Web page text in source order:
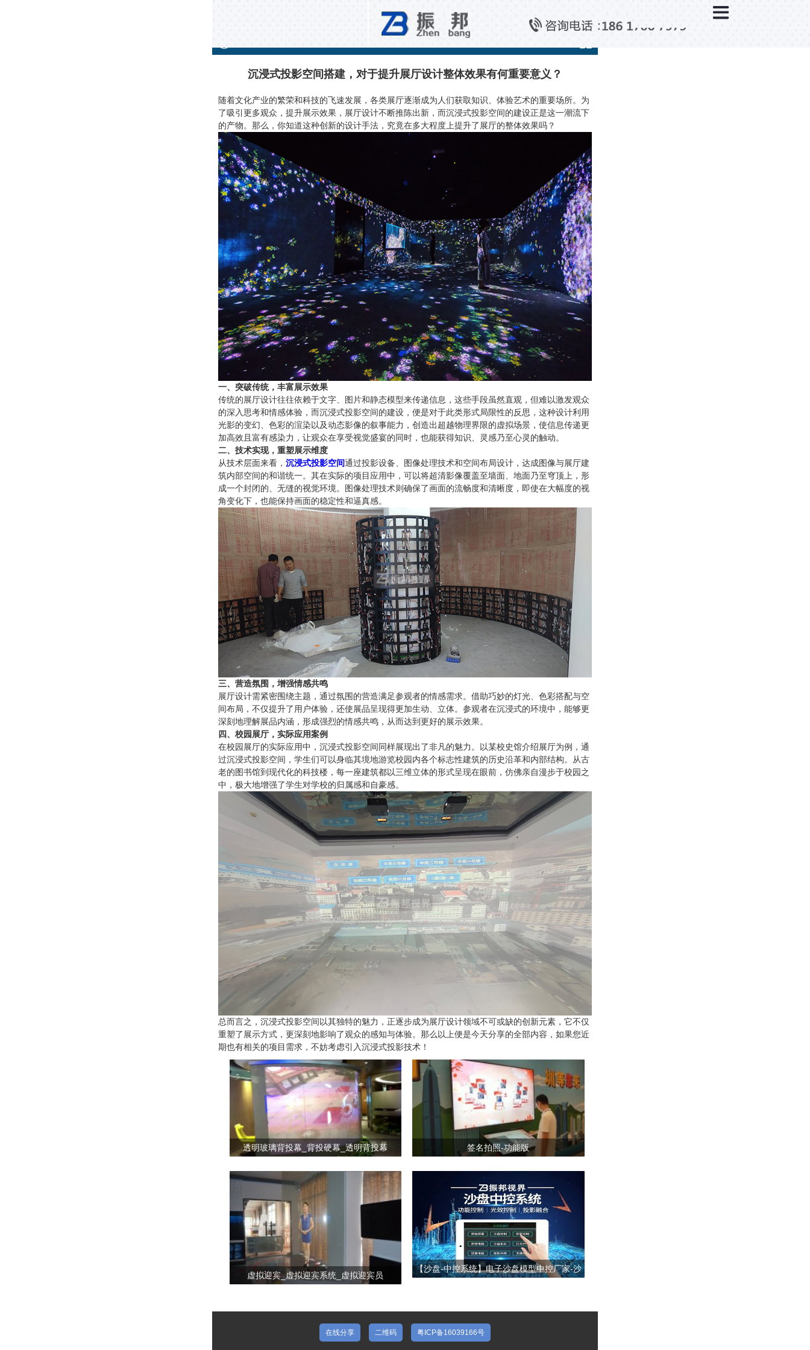
沉浸式投影空间搭建，对于提升展厅设计整体效果有何重要意义？
随着文化产业的繁荣和科技的飞速发展，各类展厅逐渐成为人们获取知识、体验艺术的重要场所。为
了吸引更多观众，提升展示效果，展厅设计不断推陈出新，而沉浸式投影空间的建设正是这一潮流下
的产物。那么，你知道这种创新的设计手法，究竟在多大程度上提升了展厅的整体效果吗？
一、突破传统，丰富展示效果
传统的展厅设计往往依赖于文字、图片和静态模型来传递信息，这些手段虽然直观，但难以激发观众
的深入思考和情感体验，而沉浸式投影空间的建设，便是对于此类形式局限性的反思，这种设计利用
光影的变幻、色彩的渲染以及动态影像的叙事能力，创造出超越物理界限的虚拟场景，使信息传递更
加高效且富有感染力，让观众在享受视觉盛宴的同时，也能获得知识、灵感乃至心灵的触动。
二、技术实现，重塑展示维度
从技术层面来看， 沉浸式投影空间通过投影设备、图像处理技术和空间布局设计，达成图像与展厅建
筑内部空间的和谐统一。其在实际的项目应用中，可以将超清影像覆盖至墙面、地面乃至穹顶上，形
成一个封闭的、无缝的视觉环境。图像处理技术则确保了画面的流畅度和清晰度，即使在大幅度的视
角变化下，也能保持画面的稳定性和逼真感。
三、营造氛围，增强情感共鸣
展厅设计需紧密围绕主题，通过氛围的营造满足参观者的情感需求。借助巧妙的灯光、色彩搭配与空
间布局，不仅提升了用户体验，还使展品呈现得更加生动、立体。参观者在沉浸式的环境中，能够更
深刻地理解展品内涵，形成强烈的情感共鸣，从而达到更好的展示效果。
四、校园展厅，实际应用案例
在校园展厅的实际应用中，沉浸式投影空间同样展现出了非凡的魅力。以某校史馆介绍展厅为例，通
过沉浸式投影空间，学生们可以身临其境地游览校园内各个标志性建筑的历史沿革和内部结构。从古
老的图书馆到现代化的科技楼，每一座建筑都以三维立体的形式呈现在眼前，仿佛亲自漫步于校园之
中，极大地增强了学生对学校的归属感和自豪感。
总而言之，沉浸式投影空间以其独特的魅力，正逐步成为展厅设计领域不可或缺的创新元素，它不仅
重塑了展示方式，更深刻地影响了观众的感知与体验。那么以上便是今天分享的全部内容，如果您近
期也有相关的项目需求，不妨考虑引入沉浸式投影技术！
透明玻璃背投幕_背投硬幕_透明背投幕 签名拍照-功能版
虚拟迎宾_虚拟迎宾系统_虚拟迎宾员
【沙盘-中控系统】电子沙盘模型中控厂家-沙
在线分享 二维码 粤ICP备16039166号